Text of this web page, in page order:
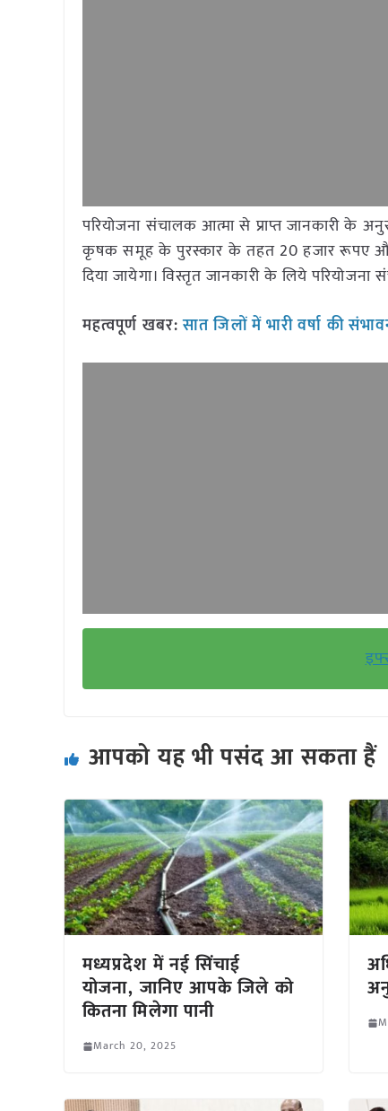
परियोजना संचालक आत्मा से प्राप्त जानकारी के
कृषक समूह के पुरस्कार के तहत 20 हजार रूपए और
दिया जायेगा। विस्तृत जानकारी के लिये
महत्वपूर्ण खबर: सात जिलों में भारी वर्षा की
आपको यह भी पसंद आ सकता हैं
मध्यप्रदेश में नई सिंचाई
योजना, जानिए आपके जिले को
कितना मिलेगा पानी
March 20, 2025